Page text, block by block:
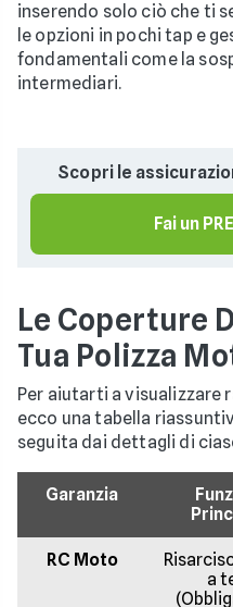
inserendo solo ciò che ti
le opzioni in pochi tap e
fondamentali come la
intermediari.
Scopri le
Fai un
Le Coperture
Tua Polizza
Per aiutarti a visualizzare
ecco una tabella
seguita dai dettagli di
Garanzia
RC Moto
a